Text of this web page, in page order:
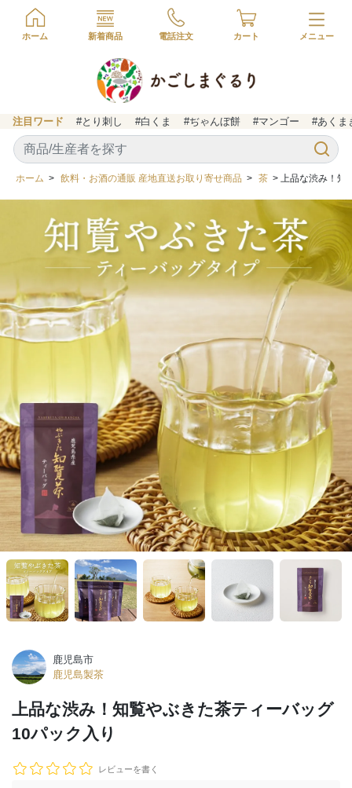
ホーム 新着商品 電話注文 カート
注目ワード #とり刺し #白くま #ぢゃんぼ餅 #マンゴー #あくま
ホーム > 飲料・お酒の通販 産地直送お取り寄せ商品 > 茶 > 上品な渋み！知
鹿児島市
鹿児島製茶
上品な渋み！知覧やぶきた茶ティーバッグ
10パック入り
レビューを書く